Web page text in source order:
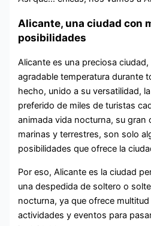
Alicante, una ciudad con
posibilidades
Alicante es una preciosa
agradable temperatura durante
hecho, unido a su versatilidad,
preferido de miles de turistas
animada vida nocturna, su gran
marinas y terrestres, son solo
posibilidades que ofrece la
Por eso, Alicante es la ciudad
una despedida de soltero o
nocturna, ya que ofrece
actividades y eventos para